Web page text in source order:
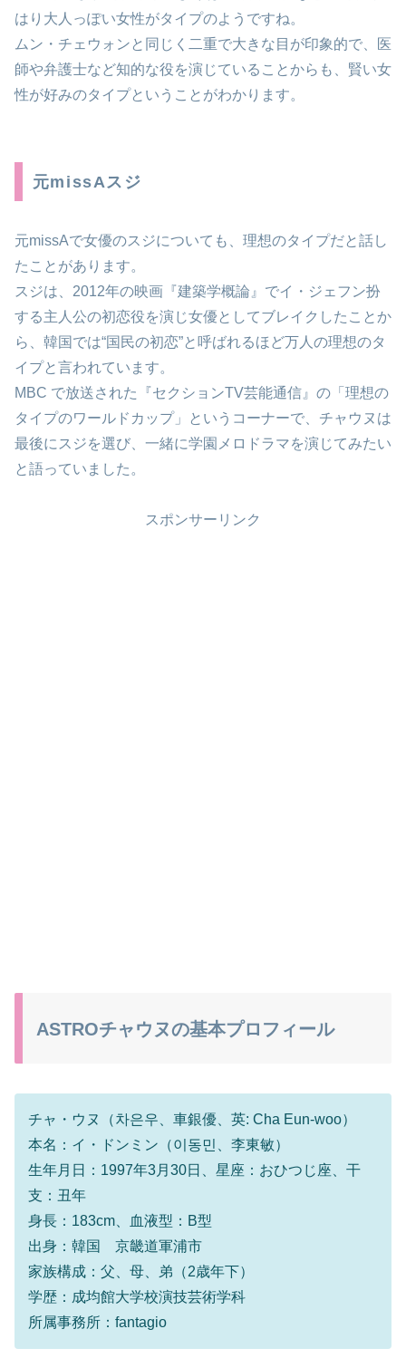
はり大人っぽい女性がタイプのようですね。
ムン・チェウォンと同じく二重で大きな目が印象的で、医
師や弁護士など知的な役を演じていることからも、賢い女
性が好みのタイプということがわかります。
元missAスジ
元missAで女優のスジについても、理想のタイプだと話し
たことがあります。
スジは、2012年の映画『建築学概論』でイ・ジェフン扮
する主人公の初恋役を演じ女優としてブレイクしたことか
ら、韓国では“国民の初恋”と呼ばれるほど万人の理想のタ
イプと言われています。
MBC で放送された『セクションTV芸能通信』の「理想の
タイプのワールドカップ」というコーナーで、チャウヌは
最後にスジを選び、一緒に学園メロドラマを演じてみたい
と語っていました。
スポンサーリンク
ASTROチャウヌの基本プロフィール
チャ・ウヌ（차은우、車銀優、英: Cha Eun-woo）
本名：イ・ドンミン（이동민、李東敏）
生年月日：1997年3月30日、星座：おひつじ座、干
支：丑年
身長：183cm、血液型：B型
出身：韓国 京畿道軍浦市
家族構成：父、母、弟（2歳年下）
学歴：成均館大学校演技芸術学科
所属事務所：fantagio